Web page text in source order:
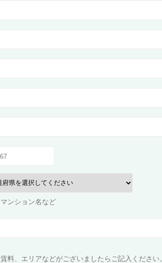
ンション名など
料、エリアなどがございましたらご記入ください